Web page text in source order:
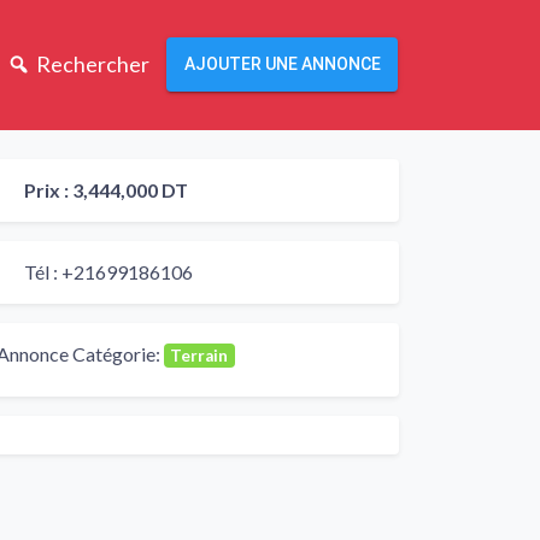
Rechercher AJOUTER UNE ANNONCE
Prix : 3,444,000 DT
Tél : +21699186106
Catégorie: Terrain